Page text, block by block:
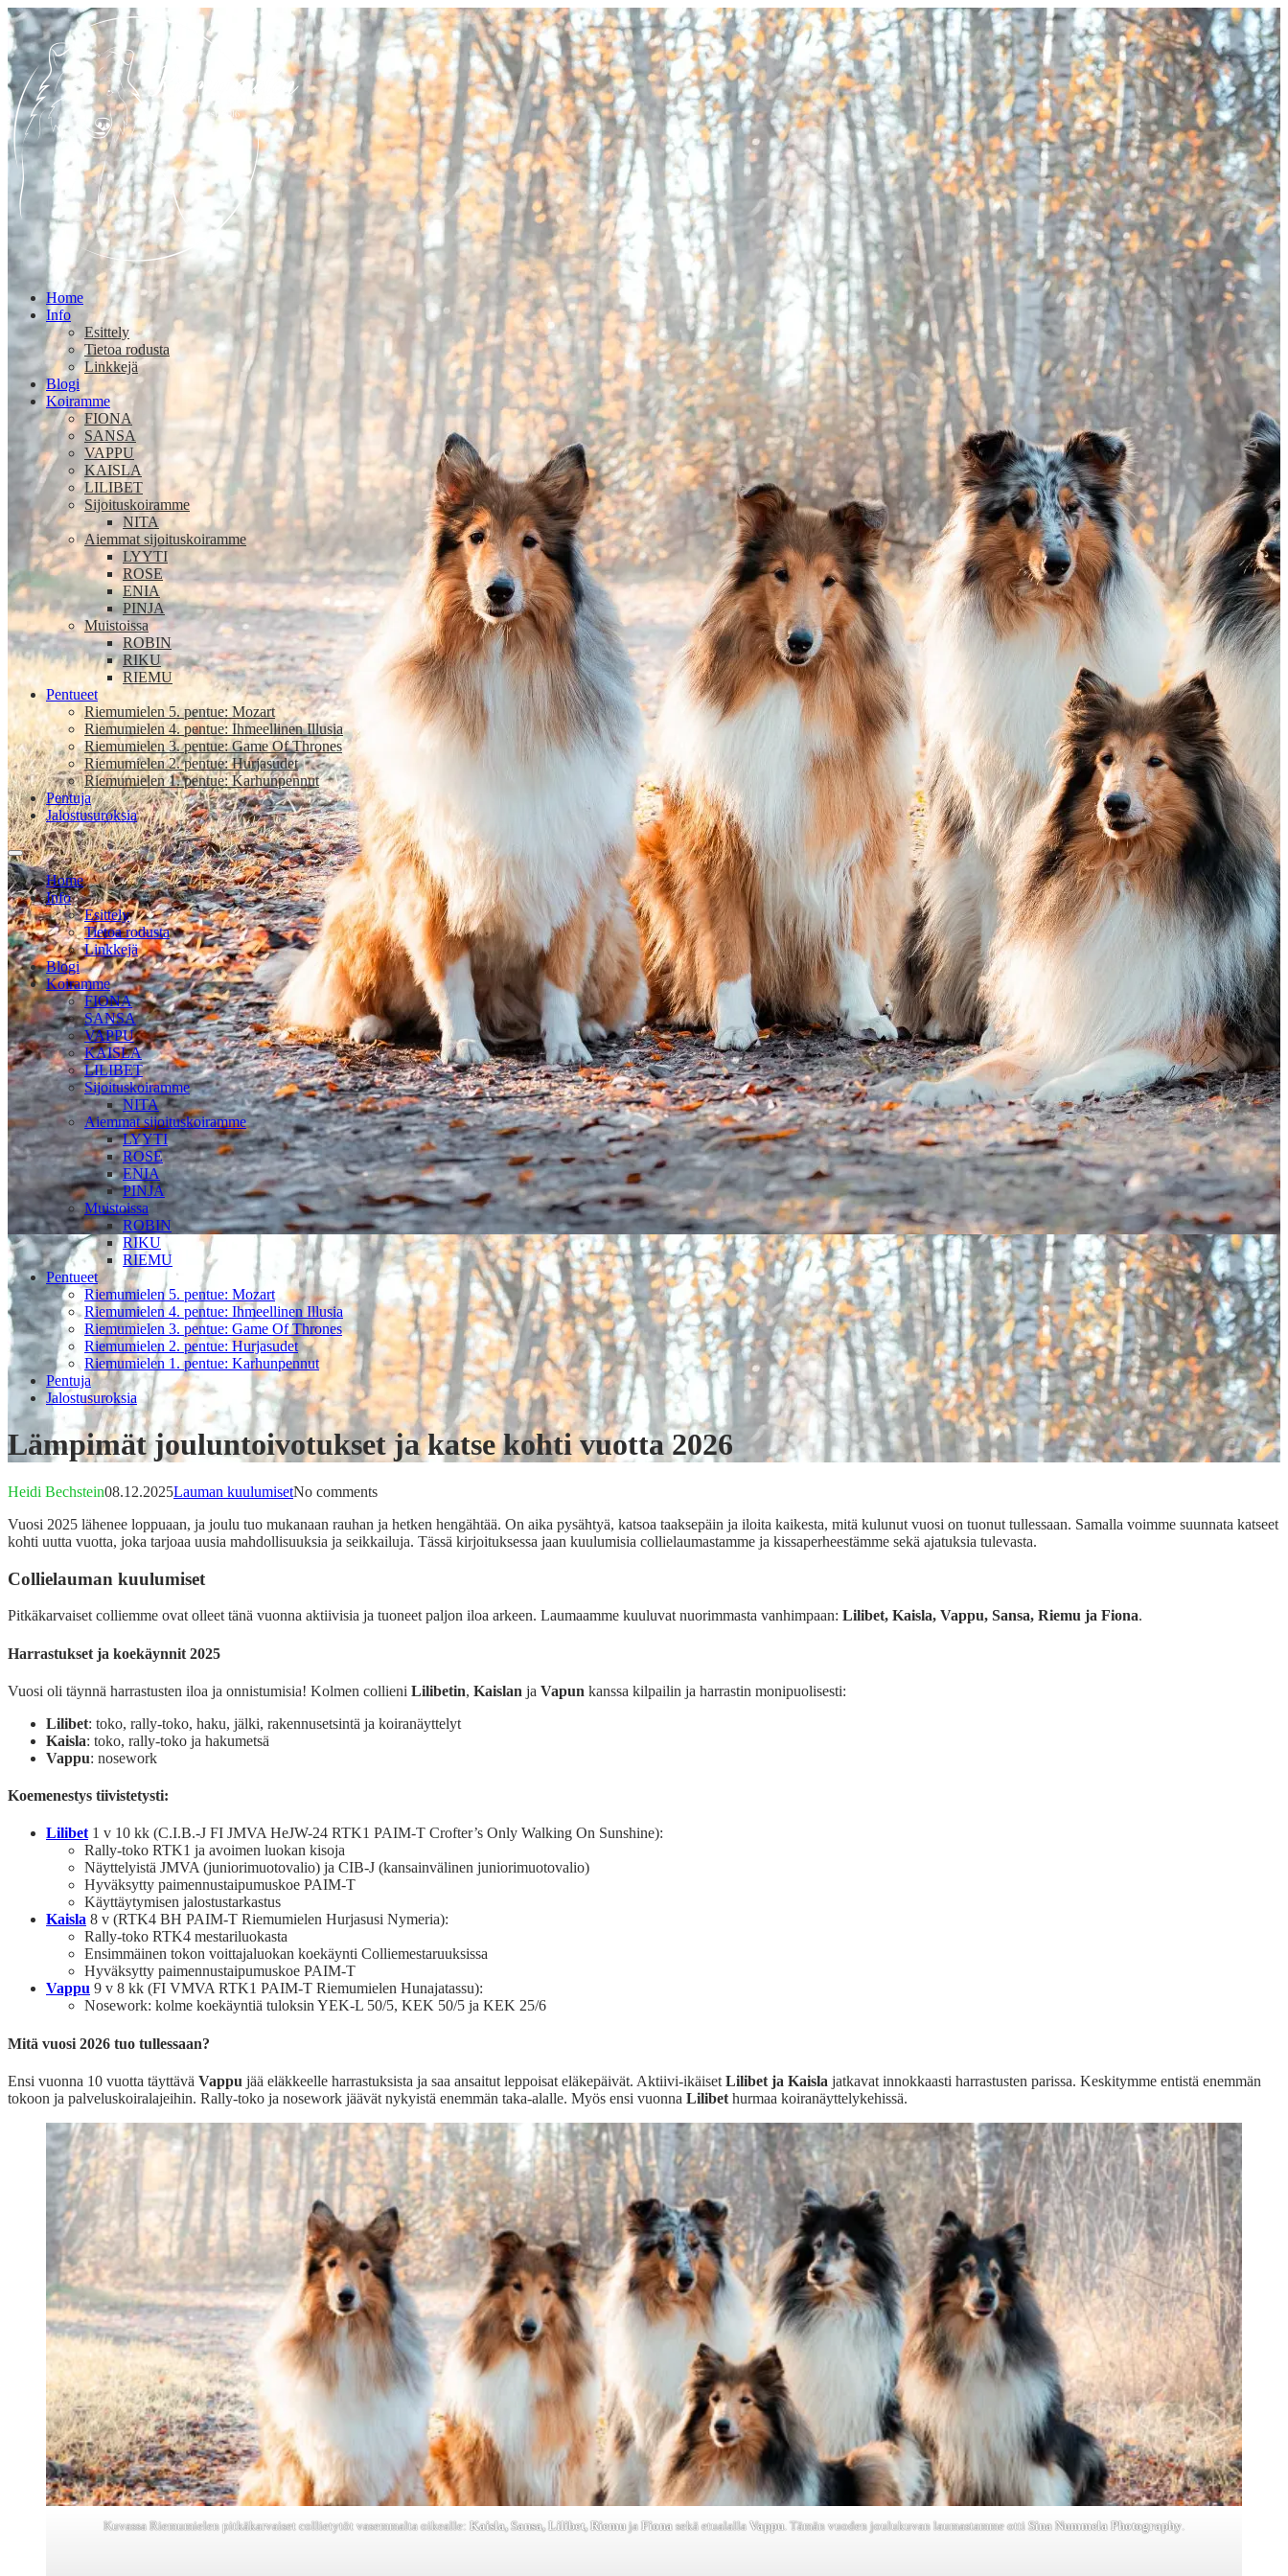
Home
Info
Esittely
Tietoa rodusta
Linkkejä
Blogi
Koiramme
FIONA
SANSA
VAPPU
KAISLA
LILIBET
Sijoituskoiramme
NITA
Aiemmat sijoituskoiramme
LYYTI
ROSE
ENIA
PINJA
Muistoissa
ROBIN
RIKU
RIEMU
Pentueet
Riemumielen 5. pentue: Mozart
Riemumielen 4. pentue: Ihmeellinen Illusia
Riemumielen 3. pentue: Game Of Thrones
Riemumielen 2. pentue: Hurjasudet
Riemumielen 1. pentue: Karhunpennut
Pentuja
Jalostusuroksia
Home
Info
Esittely
Tietoa rodusta
Linkkejä
Blogi
Koiramme
FIONA
SANSA
VAPPU
KAISLA
LILIBET
Sijoituskoiramme
NITA
Aiemmat sijoituskoiramme
LYYTI
ROSE
ENIA
PINJA
Muistoissa
ROBIN
RIKU
RIEMU
Pentueet
Riemumielen 5. pentue: Mozart
Riemumielen 4. pentue: Ihmeellinen Illusia
Riemumielen 3. pentue: Game Of Thrones
Riemumielen 2. pentue: Hurjasudet
Riemumielen 1. pentue: Karhunpennut
Pentuja
Jalostusuroksia
Lämpimät jouluntoivotukset ja katse kohti vuotta 2026
Heidi Bechstein08.12.2025Lauman kuulumisetNo comments
Vuosi 2025 lähenee loppuaan, ja joulu tuo mukanaan rauhan ja hetken hengähtää. On aika pysähtyä, katsoa taaksepäin ja iloita kaikesta, mitä kulunut vuosi on tuonut tullessaan. Samalla voimme suunnata katseet
kohti uutta vuotta, joka tarjoaa uusia mahdollisuuksia ja seikkailuja. Tässä kirjoituksessa jaan kuulumisia collielaumastamme ja kissaperheestämme sekä ajatuksia tulevasta.
Collielauman kuulumiset
Pitkäkarvaiset colliemme ovat olleet tänä vuonna aktiivisia ja tuoneet paljon iloa arkeen. Laumaamme kuuluvat nuorimmasta vanhimpaan: Lilibet, Kaisla, Vappu, Sansa, Riemu ja Fiona.
Harrastukset ja koekäynnit 2025
Vuosi oli täynnä harrastusten iloa ja onnistumisia! Kolmen collieni Lilibetin, Kaislan ja Vapun kanssa kilpailin ja harrastin monipuolisesti:
Lilibet: toko, rally-toko, haku, jälki, rakennusetsintä ja koiranäyttelyt
Kaisla: toko, rally-toko ja hakumetsä
Vappu: nosework
Koemenestys tiivistetysti:
Lilibet 1 v 10 kk (C.I.B.-J FI JMVA HeJW-24 RTK1 PAIM-T Crofter’s Only Walking On Sunshine):
Rally-toko RTK1 ja avoimen luokan kisoja
Näyttelyistä JMVA (juniorimuotovalio) ja CIB-J (kansainvälinen juniorimuotovalio)
Hyväksytty paimennustaipumuskoe PAIM-T
Käyttäytymisen jalostustarkastus
Kaisla 8 v (RTK4 BH PAIM-T Riemumielen Hurjasusi Nymeria):
Rally-toko RTK4 mestariluokasta
Ensimmäinen tokon voittajaluokan koekäynti Colliemestaruuksissa
Hyväksytty paimennustaipumuskoe PAIM-T
Vappu 9 v 8 kk (FI VMVA RTK1 PAIM-T Riemumielen Hunajatassu):
Nosework: kolme koekäyntiä tuloksin YEK-L 50/5, KEK 50/5 ja KEK 25/6
Mitä vuosi 2026 tuo tullessaan?
Ensi vuonna 10 vuotta täyttävä Vappu jää eläkkeelle harrastuksista ja saa ansaitut leppoisat eläkepäivät. Aktiivi-ikäiset Lilibet ja Kaisla jatkavat innokkaasti harrastusten parissa. Keskitymme entistä enemmän
tokoon ja palveluskoiralajeihin. Rally-toko ja nosework jäävät nykyistä enemmän taka-alalle. Myös ensi vuonna Lilibet hurmaa koiranäyttelykehissä.
Kuvassa Riemumielen pitkäkarvaiset collietytöt vasemmalta oikealle: Kaisla, Sansa, Lilibet, Riemu ja Fiona sekä etualalla Vappu. Tämän vuoden joulukuvan laumastamme otti Sina Nummela Photography.